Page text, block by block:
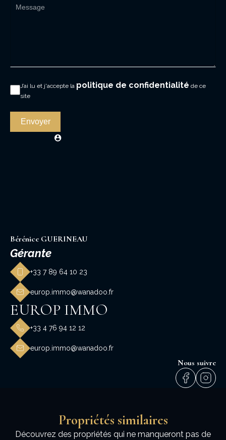
J’ai lu et j'accepte la politique de confidentialité de ce
site
Envoyer
Bérénice GUERINEAU
Gérante
+33 7 89 64 10 23
europ.immo@wanadoo.fr
EUROP IMMO
+33 4 76 94 12 12
europ.immo@wanadoo.fr
Nous suivre
Propriétés similaires
Découvrez des propriétés qui ne manqueront pas de